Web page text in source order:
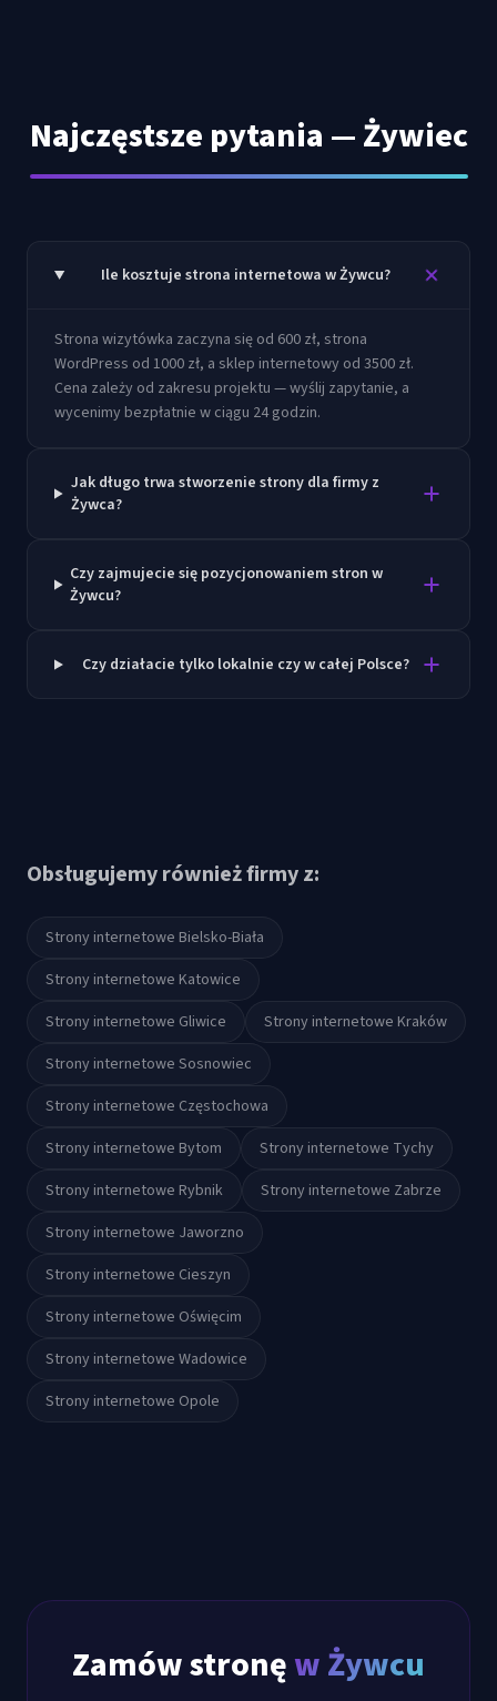
Najczęstsze pytania —Żywiec
Ile kosztuje strona internetowa w Żywcu?
Strona wizytówka zaczyna się od 600 zł, strona
WordPress od 1000 zł, a sklep internetowy od 3500 zł.
Cena zależy od zakresu projektu — wyślij zapytanie, a
wycenimy bezpłatnie w ciągu 24 godzin.
Jak długo trwa stworzenie strony dla firmy z
Żywca?
Czy zajmujecie się pozycjonowaniem stron w
Żywcu?
Czy działacie tylko lokalnie czy w całej Polsce?
Obsługujemy również firmy z:
Strony internetowe Bielsko-Biała
Strony internetowe Katowice
Strony internetowe Gliwice Strony internetowe Kraków
Strony internetowe Sosnowiec
Strony internetowe Częstochowa
Strony internetowe Bytom Strony internetowe Tychy
Strony internetowe Rybnik Strony internetowe Zabrze
Strony internetowe Jaworzno
Strony internetowe Cieszyn
Strony internetowe Oświęcim
Strony internetowe Wadowice
Strony internetowe Opole
Zamów stronęw Żywcu